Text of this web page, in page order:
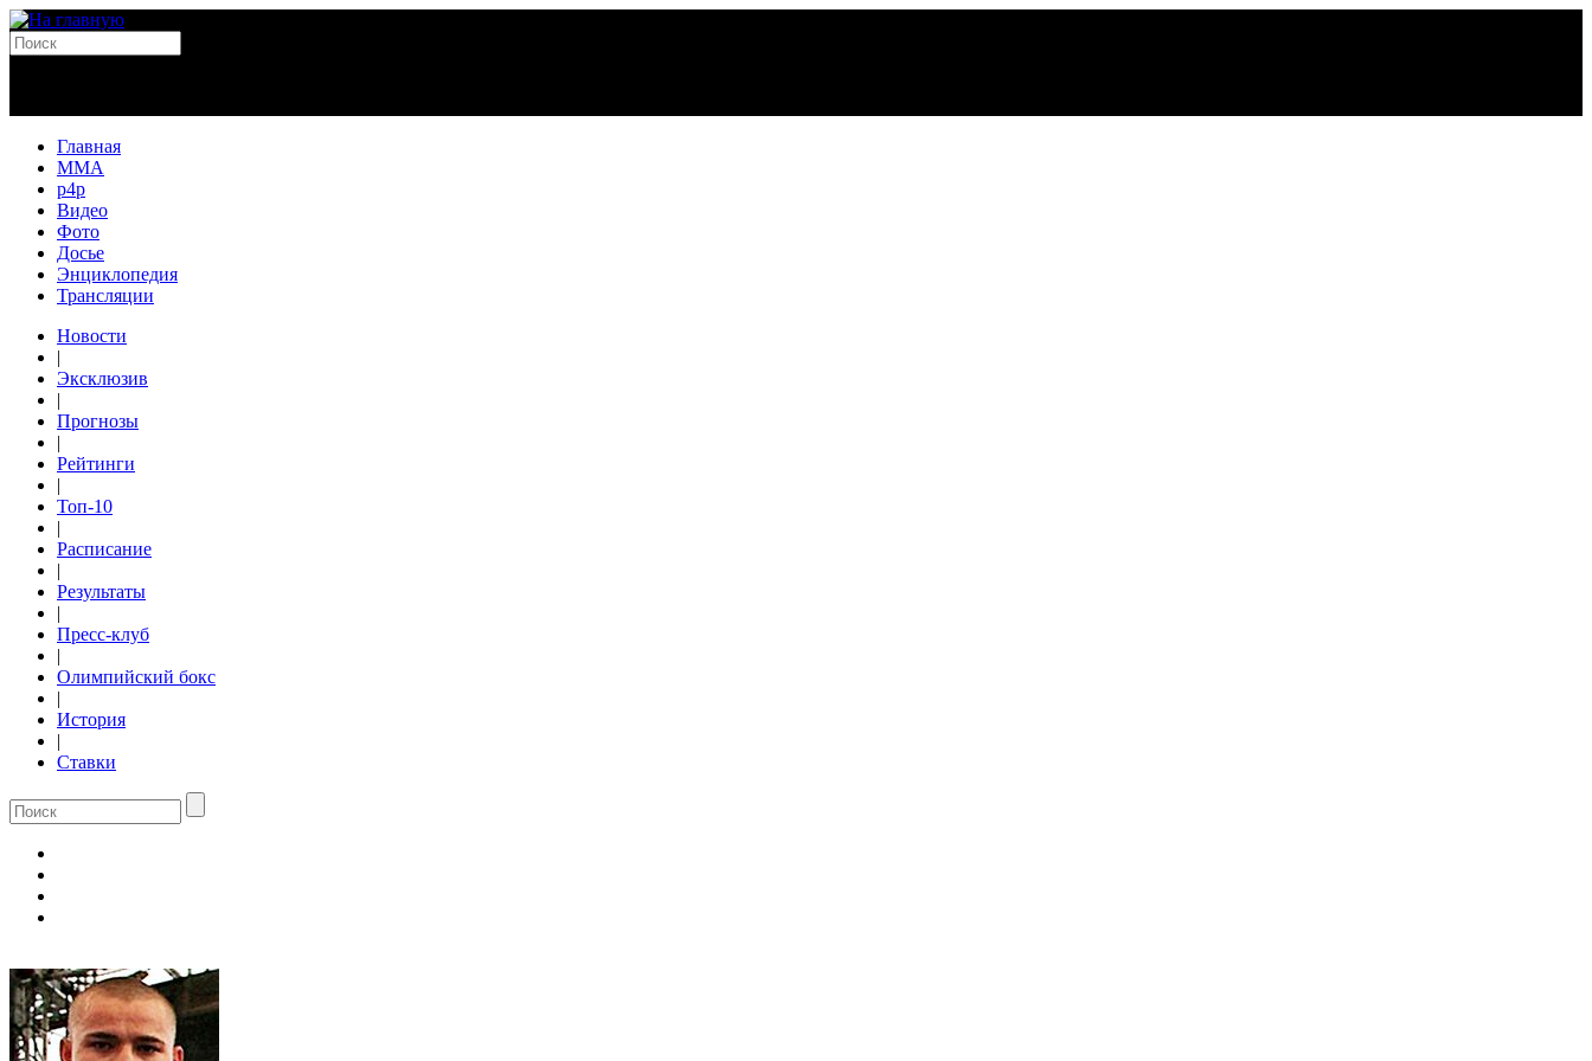
Главная
MMA
p4p
Видео
Фото
Досье
Энциклопедия
Трансляции
Новости
|
Эксклюзив
|
Прогнозы
|
Рейтинги
|
Топ-10
|
Расписание
|
Результаты
|
Пресс-клуб
|
Олимпийский бокс
|
История
|
Ставки